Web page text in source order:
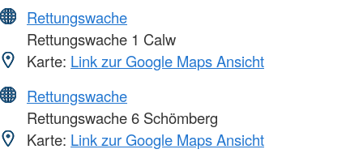
Rettungswache
Rettungswache 1 Calw
Karte: Link zur Google Maps Ansicht
Rettungswache
Rettungswache 6 Schömberg
Karte: Link zur Google Maps Ansicht